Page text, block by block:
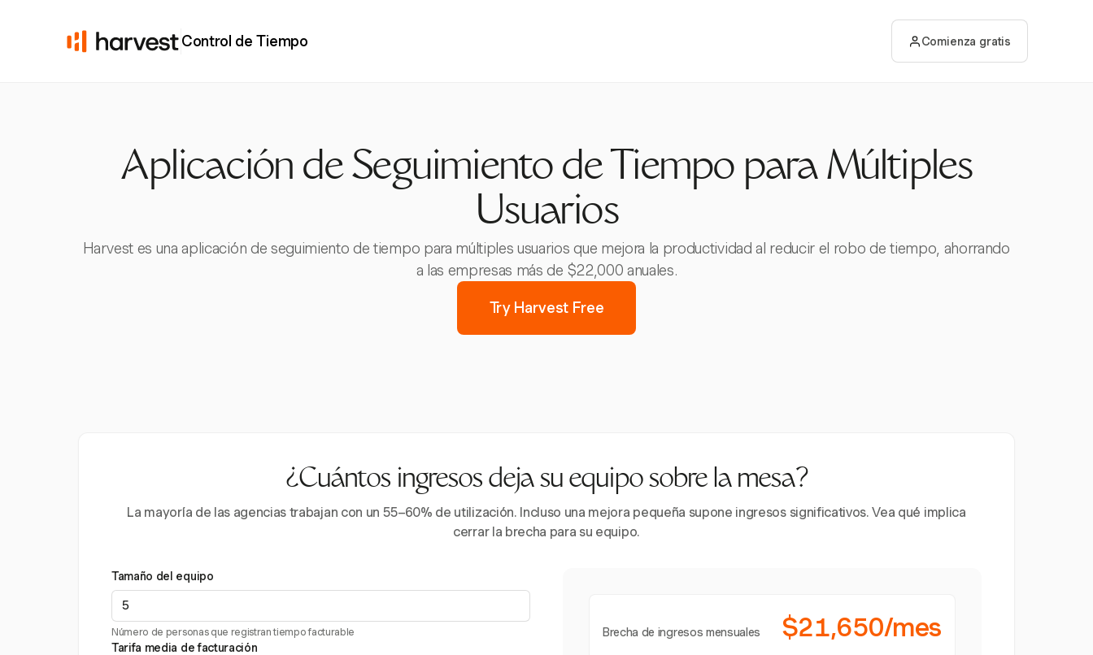
Control de Tiempo Comienza gratis
Aplicación de Seguimiento de Tiempo para Múltiples
Usuarios
Harvest es una aplicación de seguimiento de tiempo para múltiples usuarios que mejora la productividad al reducir el robo de tiempo, ahorrando
a las empresas más de $22,000 anuales.
Try Harvest Free
¿Cuántos ingresos deja su equipo sobre la mesa?
La mayoría de las agencias trabajan con un 55–60% de utilización. Incluso una mejora pequeña supone ingresos significativos. Vea qué implica
cerrar la brecha para su equipo.
Tamaño del equipo
Número de personas que registran tiempo facturable
Tarifa media de facturación
Brecha de ingresos mensuales $21,650/mes